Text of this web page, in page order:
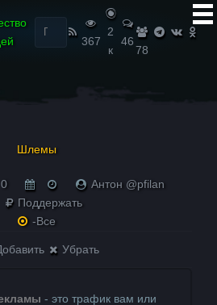
Найти:
367
2
к
46
78
Шлемы
0
Антон @pfilan
Поддержать
-Все
Убрать
- это трафик вам или